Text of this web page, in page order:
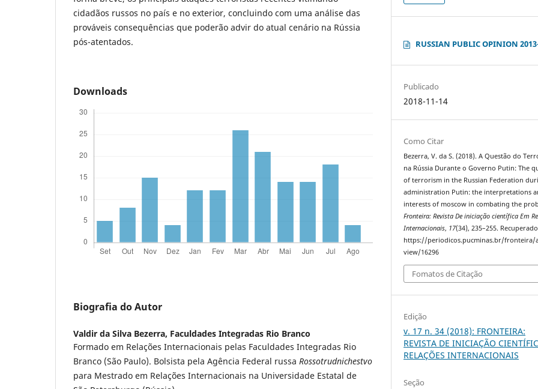
cidadãos russos no país e no exterior, concluindo com uma análise das
prováveis consequências que poderão advir do atual cenário na Rússia
pós-atentados.
Downloads
Biografia do Autor
Valdir da Silva Bezerra, Faculdades Integradas Rio Branco
Formado em Relações Internacionais pelas Faculdades Integradas Rio
Branco (São Paulo). Bolsista pela Agência Federal russa Rossotrudnichestvo
para Mestrado em Relações Internacionais na Universidade Estatal de
RUSSIAN PUBLIC OPINION
Publicado
2018-11-14
Como Citar
Bezerra, V. da S. (2018). A Questão do
na Rússia Durante o Governo Putin: The
of terrorism in the Russian Federation
administration Putin: the interpretations
interests of moscow in combating the
Fronteira: Revista De iniciação científica Em
Internacionais, 17(34), 235–255.
https://periodicos.pucminas.br/fronteira/
view/16296
Fomatos de Citação
Edição
v. 17 n. 34 (2018): FRONTEIRA:
REVISTA DE INICIAÇÃO
RELAÇÕES INTERNACIONAIS
Seção